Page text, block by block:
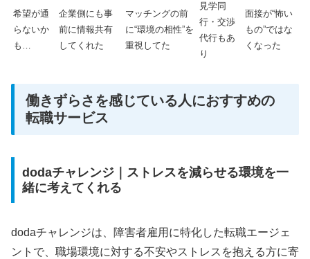
希望が通
らないか
も…
企業側にも事
前に情報共有
してくれた
マッチングの前
に“環境の相性”を
重視してた
見学同
行・交渉
代行もあ
り
面接が“怖い
もの”ではな
くなった
働きずらさを感じている人におすすめの
転職サービス
dodaチャレンジ｜ストレスを減らせる環境を一
緒に考えてくれる
dodaチャレンジは、障害者雇用に特化した転職エージェ
ントで、職場環境に対する不安やストレスを抱える方に寄